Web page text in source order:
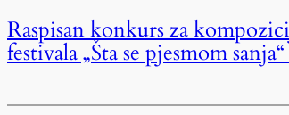
Raspisan konkurs za
festivala „Šta se pjesmom